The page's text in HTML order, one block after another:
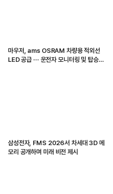
마우저, ams OSRAM 차량용 적외선
LED 공급 ··· 운전자 모니터링 및 탑승자
삼성전자, FMS 2026서 차세대 3D 메
모리 공개하며 미래 비전 제시